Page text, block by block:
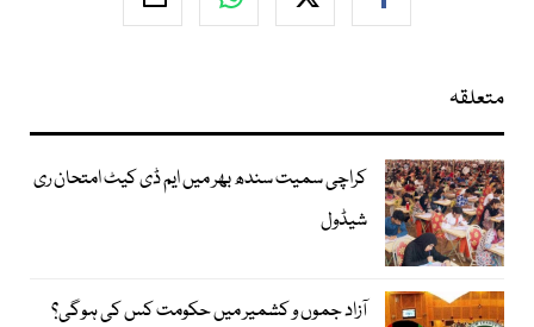
متعلقہ
کراچی سمیت سندھ بھر میں ایم ڈی کیٹ امتحان ری
شیڈول
آزاد جموں و کشمیر میں حکومت کس کی ہوگی؟